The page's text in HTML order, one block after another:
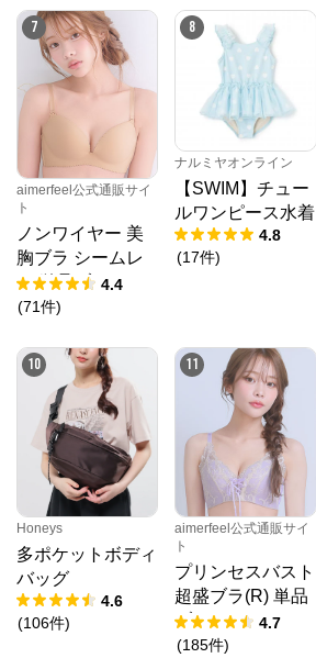
7
aimerfeel公式通販サイ
ト
ノンワイヤー 美
胸ブラ シームレ
ス 単品ブラジャ
ー
4.4
(71件)
8
ナルミヤオンライン
【SWIM】チュー
ルワンピース水着
4.8
(17件)
10
Honeys
多ポケットボディ
バッグ
4.6
(106件)
11
aimerfeel公式通販サイ
ト
プリンセスバスト
超盛ブラ(R) 単品
ブラジャー4.7
(185件)